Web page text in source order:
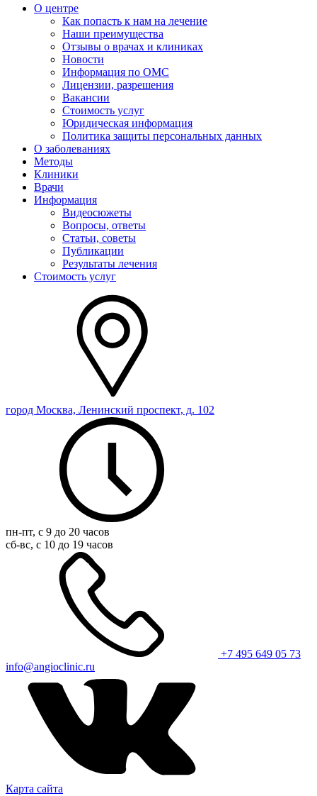
О центре
Как попасть к нам на лечение
Наши преимущества
Отзывы о врачах и клиниках
Новости
Информация по ОМС
Лицензии, разрешения
Вакансии
Стоимость услуг
Юридическая информация
Политика защиты персональных данных
О заболеваниях
Методы
Клиники
Врачи
Информация
Видеосюжеты
Вопросы, ответы
Статьи, советы
Публикации
Результаты лечения
Стоимость услуг
город Москва, Ленинский проспект, д. 102
пн-пт, с 9 до 20 часов
сб-вс, с 10 до 19 часов
+7 495 649 05 73
info@angioclinic.ru
Карта сайта